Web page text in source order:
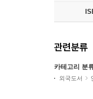
관련분류
카테고리 분
외국도서